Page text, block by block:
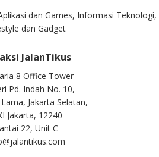
dan Games, Informasi Teknologi,
dan Gadget
JalanTikus
8 Office Tower
Pd. Indah No. 10,
Jakarta Selatan,
Jakarta, 12240
22, Unit C